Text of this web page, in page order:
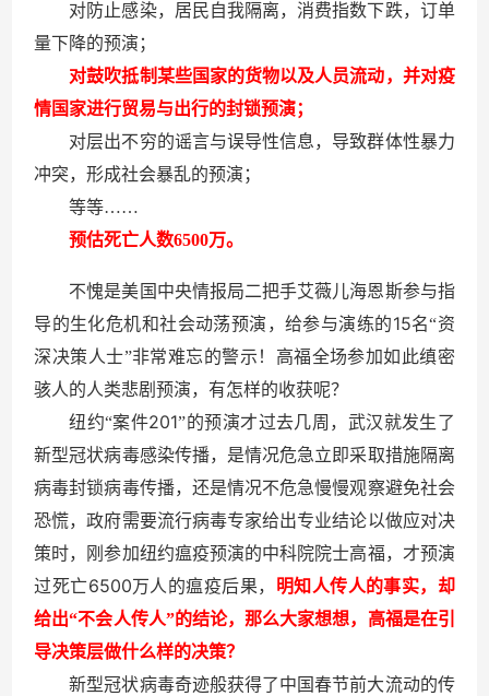
对防止感染，居民自我隔离，消费指数下跌，订单
量下降的预演；
对鼓吹抵制某些国家的货物以及人员流动，并对疫
情国家进行贸易与出行的封锁预演；
对层出不穷的谣言与误导性信息，导致群体性暴力
冲突，形成社会暴乱的预演；
等等……
预估死亡人数6500万。
不愧是美国中央情报局二把手艾薇儿海恩斯参与指
导的生化危机和社会动荡预演，给参与演练的15名“资
深决策人士”非常难忘的警示！高福全场参加如此缜密
骇人的人类悲剧预演，有怎样的收获呢？
纽约“案件201”的预演才过去几周，武汉就发生了
新型冠状病毒感染传播，是情况危急立即采取措施隔离
病毒封锁病毒传播，还是情况不危急慢慢观察避免社会
恐慌，政府需要流行病毒专家给出专业结论以做应对决
策时，刚参加纽约瘟疫预演的中科院院士高福，才预演
过死亡6500万人的瘟疫后果， 明知人传人的事实，却
给出“不会人传人”的结论，那么大家想想，高福是在引
导决策层做什么样的决策？
新型冠状病毒奇迹般获得了中国春节前大流动的传